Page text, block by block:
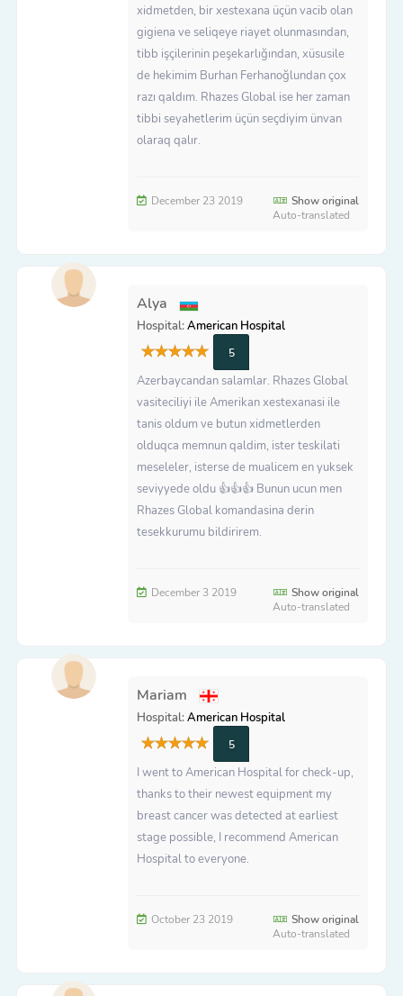
xidmetden, bir xestexana üçün vacib olan
gigiena ve seliqeye riayet olunmasından,
tibb işçilerinin peşekarlığından, xüsusile
de hekimim Burhan Ferhanoğlundan çox
razı qaldım. Rhazes Global ise her zaman
tibbi seyahetlerim üçün seçdiyim ünvan
olaraq qalır.
December 23 2019
Show original
Auto-translated
Alya
Hospital:American Hospital
5
Azerbaycandan salamlar. Rhazes Global
vasiteciliyi ile Amerikan xestexanasi ile
tanis oldum ve butun xidmetlerden
olduqca memnun qaldim, ister teskilati
meseleler, isterse de mualicem en yuksek
seviyyede oldu 👍👍👍 Bunun ucun men
Rhazes Global komandasina derin
tesekkurumu bildirirem.
December 3 2019
Show original
Auto-translated
Mariam
Hospital:American Hospital
5
I went to American Hospital for check-up,
thanks to their newest equipment my
breast cancer was detected at earliest
stage possible, I recommend American
Hospital to everyone.
October 23 2019
Show original
Auto-translated